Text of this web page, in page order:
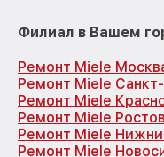
Филиал в Вашем
Ремонт Miele
Ремонт Miele
Ремонт Miele
Ремонт Miele
Ремонт Miele
Ремонт Miele